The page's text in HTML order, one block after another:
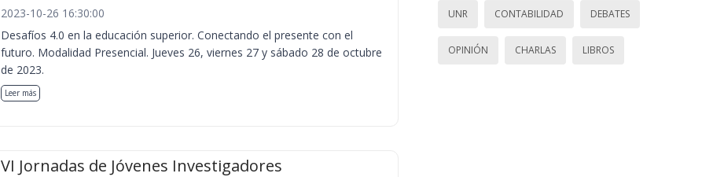
2023-10-26 16:30:00
Desafíos 4.0 en la educación superior. Conectando el presente con el
futuro. Modalidad Presencial. Jueves 26, viernes 27 y sábado 28 de octubre
de 2023.
Leer más
VI Jornadas de Jóvenes Investigadores
UNR CONTABILIDAD DEBATES
OPINIÓN CHARLAS LIBROS